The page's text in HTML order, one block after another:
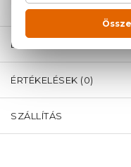
LEÍRÁS
ÉRTÉKELÉSEK (0)
SZÁLLÍTÁS